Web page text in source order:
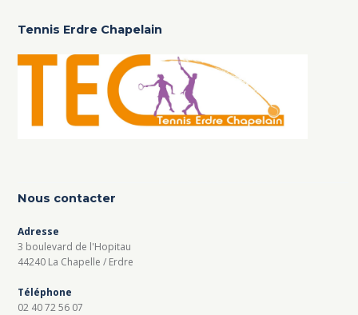
Tennis Erdre Chapelain
Nous contacter
Adresse
3 boulevard de l'Hopitau
44240 La Chapelle / Erdre
Téléphone
02 40 72 56 07